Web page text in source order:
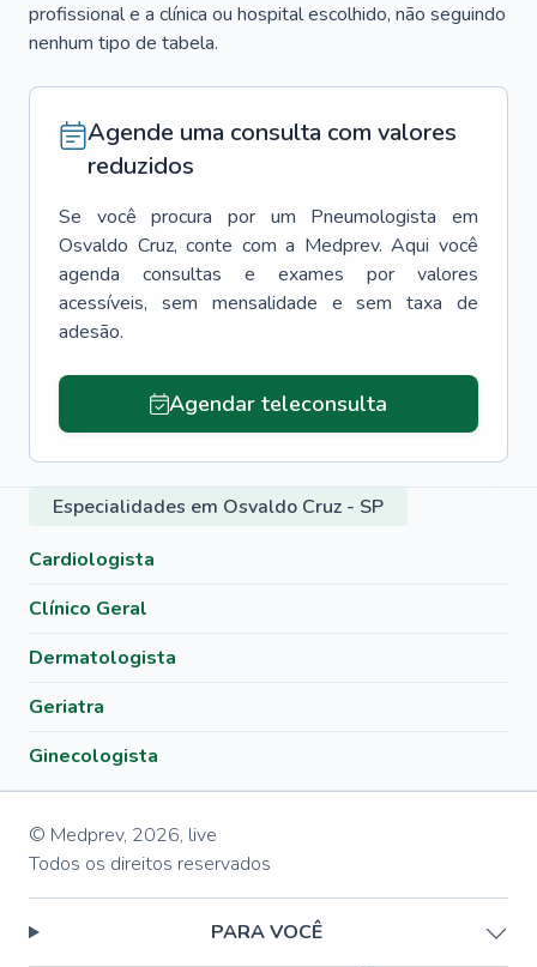
profissional e a clínica ou hospital escolhido, não seguindo
nenhum tipo de tabela.
Agende uma consulta com valores
reduzidos
Se você procura por um Pneumologista
em
Osvaldo Cruz, conte com a Medprev. Aqui você
agenda consultas e exames por valores
acessíveis, sem mensalidade e sem taxa de
adesão.
Agendar teleconsulta
Especialidades em Osvaldo Cruz - SP
Cardiologista
Clínico Geral
Dermatologista
Geriatra
Ginecologista
© Medprev, 2026, live
Todos os direitos reservados
PARA VOCÊ